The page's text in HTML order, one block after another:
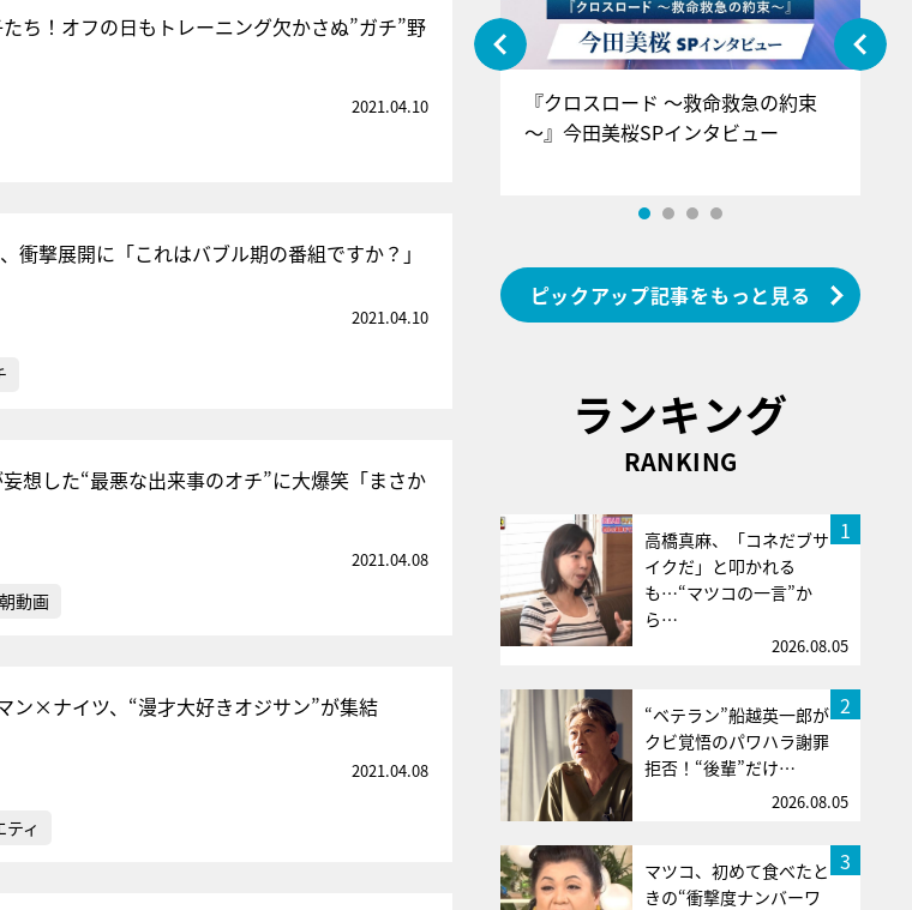
ち！オフの日もトレーニング欠かさぬ”ガチ”野
2021.04.10
衝撃展開に「これはバブル期の番組ですか？」
2021.04.10
想した“最悪な出来事のオチ”に大爆笑「まさか
2021.04.08
動画
ン×ナイツ、“漫才大好きオジサン”が集結
2021.04.08
ティ
『アイ＝ラブ！げーみんぐ』＝LOV
『クロスロード ～救命救急の約束
～』今田美桜SPインタビュー
ピックアップ記事をもっと見る
ランキング
RANKING
1
高橋真麻、「コネだブサ
イクだ」と叩かれる
も…“マツコの一言”か
ら…
2026.08.05
2
“ベテラン”船越英一郎が
クビ覚悟のパワハラ謝罪
拒否！“後輩”だけ…
2026.08.05
3
マツコ、初めて食べたと
きの“衝撃度ナンバーワ